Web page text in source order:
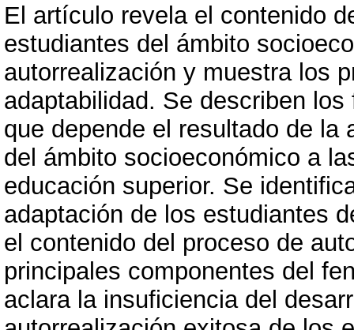
El artículo revela el contenido
estudiantes del ámbito
autorrealización y muestra los
adaptabilidad. Se describen
que depende el resultado de
del ámbito socioeconómico a
educación superior. Se
adaptación de los estudiantes
el contenido del proceso de
principales componentes del
aclara la insuficiencia del